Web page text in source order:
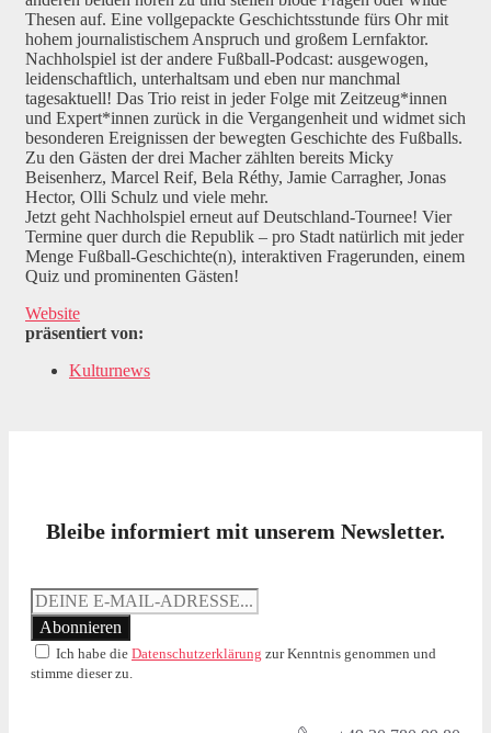
Thesen auf. Eine vollgepackte Geschichtsstunde fürs Ohr mit
hohem journalistischem Anspruch und großem Lernfaktor.
Nachholspiel ist der andere Fußball-Podcast: ausgewogen,
leidenschaftlich, unterhaltsam und eben nur manchmal
tagesaktuell! Das Trio reist in jeder Folge mit Zeitzeug*innen
und Expert*innen zurück in die Vergangenheit und widmet sich
besonderen Ereignissen der bewegten Geschichte des Fußballs.
Zu den Gästen der drei Macher zählten bereits Micky
Beisenherz, Marcel Reif, Bela Réthy, Jamie Carragher, Jonas
Hector, Olli Schulz und viele mehr.
Jetzt geht Nachholspiel erneut auf Deutschland-Tournee! Vier
Termine quer durch die Republik – pro Stadt natürlich mit jeder
Menge Fußball-Geschichte(n), interaktiven Fragerunden, einem
Quiz und prominenten Gästen!
Website
präsentiert von:
Kulturnews
Bleibe informiert mit unserem Newsletter.
Ich habe die Datenschutzerklärung zur Kenntnis genommen und
stimme dieser zu.